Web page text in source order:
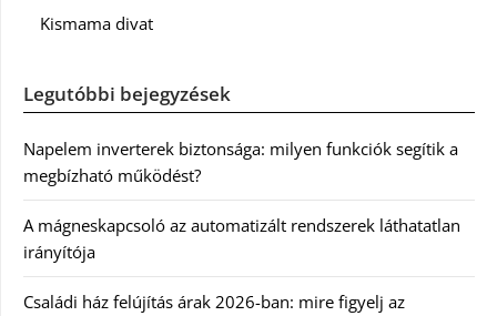
Kismama divat
Legutóbbi bejegyzések
Napelem inverterek biztonsága: milyen funkciók segítik a
megbízható működést?
A mágneskapcsoló az automatizált rendszerek láthatatlan
irányítója
Családi ház felújítás árak 2026-ban: mire figyelj az